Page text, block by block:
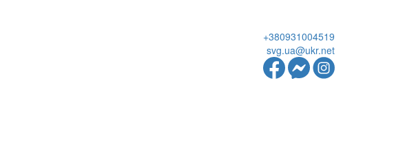
+380931004519
svg.ua@ukr.net